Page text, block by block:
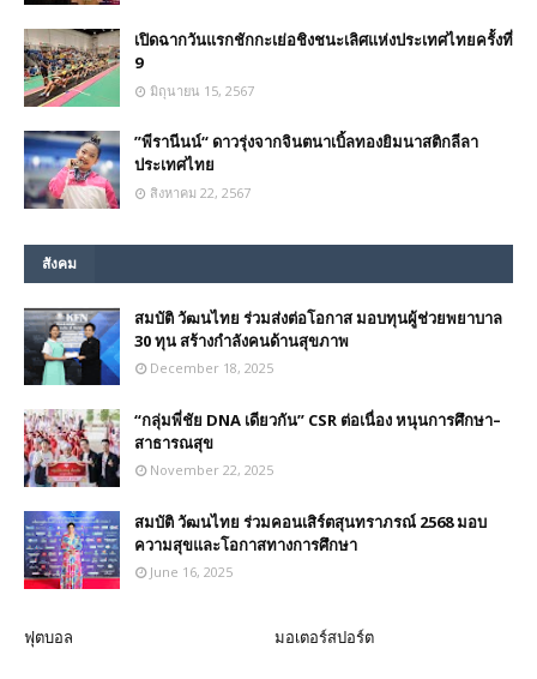
เปิดฉากวันแรกชักกะเย่อชิงชนะเลิศแห่งประเทศไทยครั้งที่
9
มิถุนายน 15, 2567
”พีรานีนน์“​ ดาวรุ่งจากจินตนาเบิ้ลทองยิมนาสติกลีลา
ประเทศไทย
สิงหาคม 22, 2567
สังคม
สมบัติ วัฒนไทย ร่วมส่งต่อโอกาส มอบทุนผู้ช่วยพยาบาล
30 ทุน สร้างกำลังคนด้านสุขภาพ
December 18, 2025
“กลุ่มพี่ชัย DNA เดียวกัน” CSR ต่อเนื่อง หนุนการศึกษา–
สาธารณสุข
November 22, 2025
สมบัติ วัฒนไทย ร่วมคอนเสิร์ตสุนทราภรณ์ 2568 มอบ
ความสุขและโอกาสทางการศึกษา
June 16, 2025
ฟุตบอล มอเตอร์สปอร์ต